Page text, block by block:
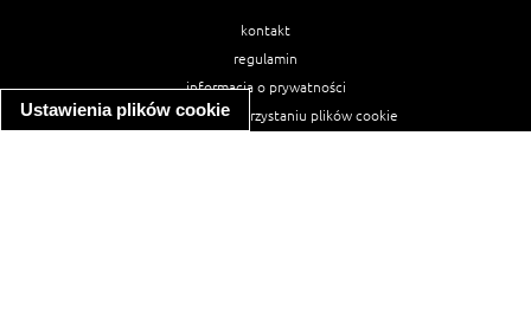
Ustawienia plików cookie
kontakt
regulamin
informacja o prywatności
informacja o wykorzystaniu plików cookie